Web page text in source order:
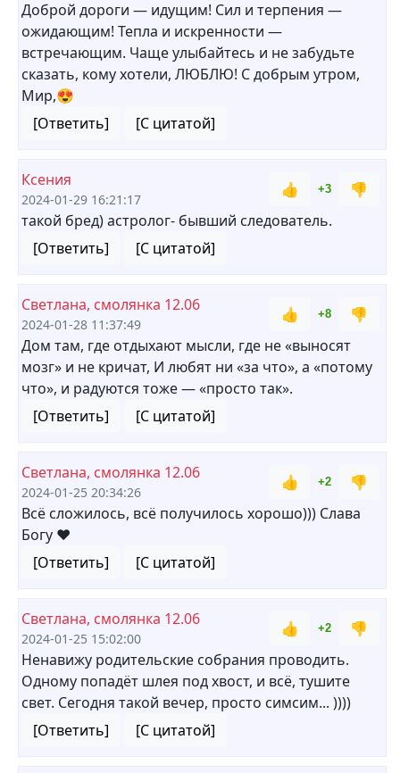
Доброй дороги — идущим! Сил и терпения —
ожидающим! Тепла и искренности —
встречающим. Чаще улыбайтесь и не забудьте
сказать, кому хотели, ЛЮБЛЮ! С добрым утром,
Мир,😍
[Ответить]
[С цитатой]
Ксения
2024-01-29 16:21:17
👍 +3
👎
такой бред) астролог- бывший следователь.
[Ответить]
[С цитатой]
Светлана, смолянка 12.06
2024-01-28 11:37:49
👍 +8
👎
Дом там, где отдыхают мысли, где не «выносят
мозг» и не кричат, И любят ни «за что», а «потому
что», и радуются тоже — «просто так».
[Ответить]
[С цитатой]
Светлана, смолянка 12.06
2024-01-25 20:34:26
👍 +2
👎
Всё сложилось, всё получилось хорошо))) Слава
Богу ❤
[Ответить]
[С цитатой]
Светлана, смолянка 12.06
2024-01-25 15:02:00
👍 +2
👎
Ненавижу родительские собрания проводить.
Одному попадёт шлея под хвост, и всё, тушите
свет. Сегодня такой вечер, просто симсим... ))))
[Ответить]
[С цитатой]